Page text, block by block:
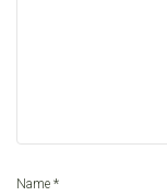
Name *